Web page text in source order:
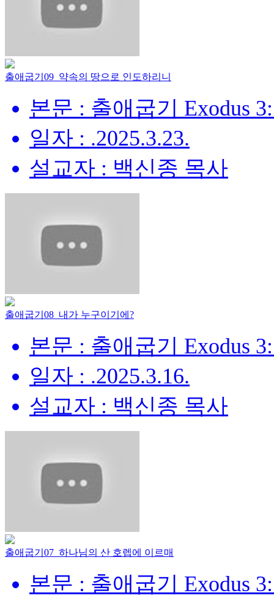
출애굽기09_약속의 땅으로 인도하리니
본문 : 출애굽기 Exodus
일자 : .2025.3.23.
설교자 : 백신종 목사
출애굽기08_내가 누구이기에?
본문 : 출애굽기 Exodus
일자 : .2025.3.16.
설교자 : 백신종 목사
출애굽기07_하나님의 산 호렙에 이르매
본문 : 출애굽기 Exodus